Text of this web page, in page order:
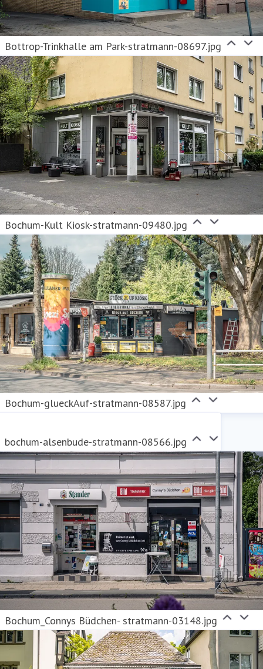
Bottrop-Trinkhalle am Park-stratmann-08697.jpg
Bochum-Kult Kiosk-stratmann-09480.jpg
Bochum-glueckAuf-stratmann-08587.jpg
bochum-alsenbude-stratmann-08566.jpg
Bochum_Connys Büdchen- stratmann-03148.jpg